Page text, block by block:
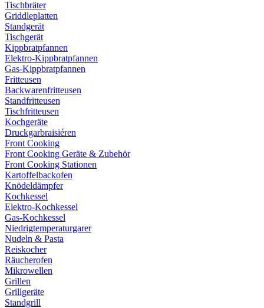
Tischbräter
Griddleplatten
Standgerät
Tischgerät
Kippbratpfannen
Elektro-Kippbratpfannen
Gas-Kippbratpfannen
Fritteusen
Backwarenfritteusen
Standfritteusen
Tischfritteusen
Kochgeräte
Druckgarbraisiéren
Front Cooking
Front Cooking Geräte & Zubehör
Front Cooking Stationen
Kartoffelbackofen
Knödeldämpfer
Kochkessel
Elektro-Kochkessel
Gas-Kochkessel
Niedrigtemperaturgarer
Nudeln & Pasta
Reiskocher
Räucherofen
Mikrowellen
Grillen
Grillgeräte
Standgrill